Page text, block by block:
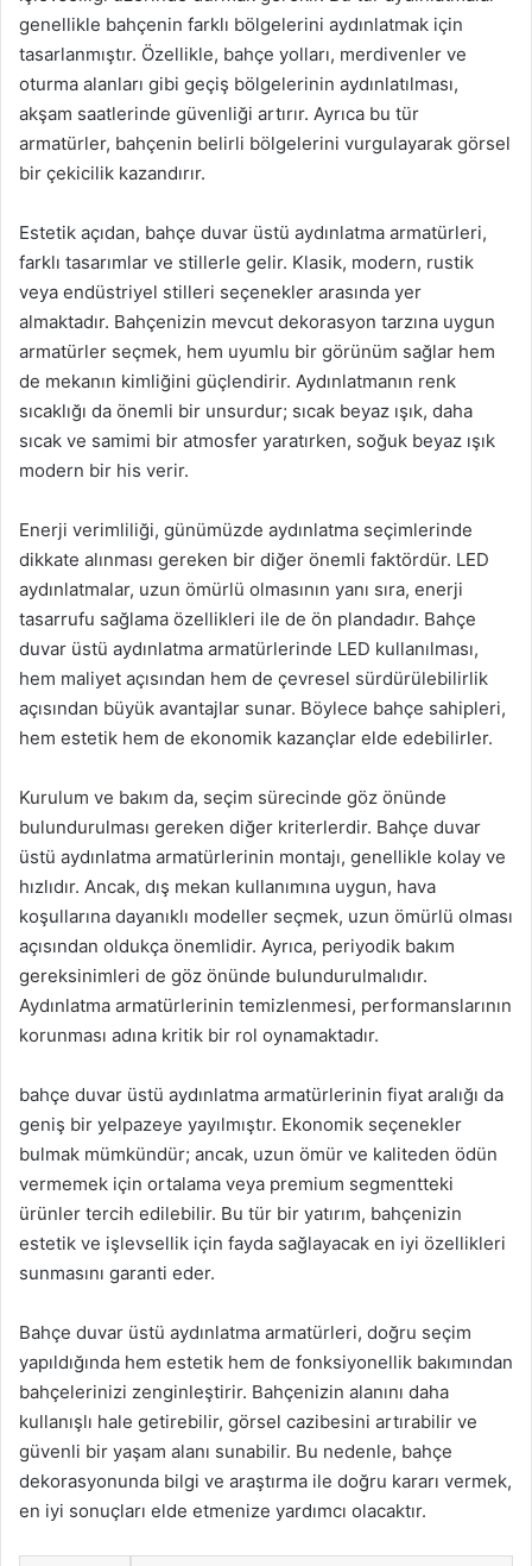
genellikle bahçenin farklı bölgelerini aydınlatmak için
tasarlanmıştır. Özellikle, bahçe yolları, merdivenler ve
oturma alanları gibi geçiş bölgelerinin aydınlatılması,
akşam saatlerinde güvenliği artırır. Ayrıca bu tür
armatürler, bahçenin belirli bölgelerini vurgulayarak görsel
bir çekicilik kazandırır.
Estetik açıdan, bahçe duvar üstü aydınlatma armatürleri,
farklı tasarımlar ve stillerle gelir. Klasik, modern, rustik
veya endüstriyel stilleri seçenekler arasında yer
almaktadır. Bahçenizin mevcut dekorasyon tarzına uygun
armatürler seçmek, hem uyumlu bir görünüm sağlar hem
de mekanın kimliğini güçlendirir. Aydınlatmanın renk
sıcaklığı da önemli bir unsurdur; sıcak beyaz ışık, daha
sıcak ve samimi bir atmosfer yaratırken, soğuk beyaz ışık
modern bir his verir.
Enerji verimliliği, günümüzde aydınlatma seçimlerinde
dikkate alınması gereken bir diğer önemli faktördür. LED
aydınlatmalar, uzun ömürlü olmasının yanı sıra, enerji
tasarrufu sağlama özellikleri ile de ön plandadır. Bahçe
duvar üstü aydınlatma armatürlerinde LED kullanılması,
hem maliyet açısından hem de çevresel sürdürülebilirlik
açısından büyük avantajlar sunar. Böylece bahçe sahipleri,
hem estetik hem de ekonomik kazançlar elde edebilirler.
Kurulum ve bakım da, seçim sürecinde göz önünde
bulundurulması gereken diğer kriterlerdir. Bahçe duvar
üstü aydınlatma armatürlerinin montajı, genellikle kolay ve
hızlıdır. Ancak, dış mekan kullanımına uygun, hava
koşullarına dayanıklı modeller seçmek, uzun ömürlü olması
açısından oldukça önemlidir. Ayrıca, periyodik bakım
gereksinimleri de göz önünde bulundurulmalıdır.
Aydınlatma armatürlerinin temizlenmesi, performanslarının
korunması adına kritik bir rol oynamaktadır.
bahçe duvar üstü aydınlatma armatürlerinin fiyat aralığı da
geniş bir yelpazeye yayılmıştır. Ekonomik seçenekler
bulmak mümkündür; ancak, uzun ömür ve kaliteden ödün
vermemek için ortalama veya premium segmentteki
ürünler tercih edilebilir. Bu tür bir yatırım, bahçenizin
estetik ve işlevsellik için fayda sağlayacak en iyi özellikleri
sunmasını garanti eder.
Bahçe duvar üstü aydınlatma armatürleri, doğru seçim
yapıldığında hem estetik hem de fonksiyonellik bakımından
bahçelerinizi zenginleştirir. Bahçenizin alanını daha
kullanışlı hale getirebilir, görsel cazibesini artırabilir ve
güvenli bir yaşam alanı sunabilir. Bu nedenle, bahçe
dekorasyonunda bilgi ve araştırma ile doğru kararı vermek,
en iyi sonuçları elde etmenize yardımcı olacaktır.